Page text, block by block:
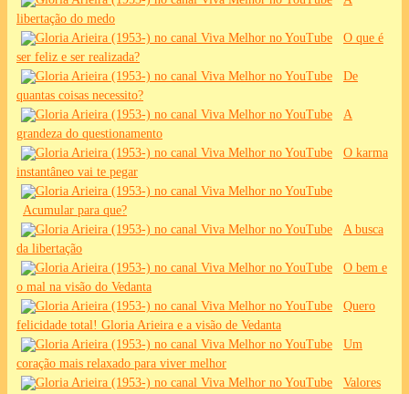
libertação do medo
O que é
ser feliz e ser realizada?
De
quantas coisas necessito?
A
grandeza do questionamento
O karma
instantâneo vai te pegar
Acumular para que?
A busca
da libertação
O bem e
o mal na visão do Vedanta
Quero
felicidade total! Gloria Arieira e a visão de Vedanta
Um
coração mais relaxado para viver melhor
Valores